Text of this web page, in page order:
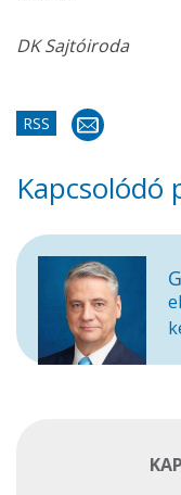
DK Sajtóiroda
RSS
Kapcsolódó